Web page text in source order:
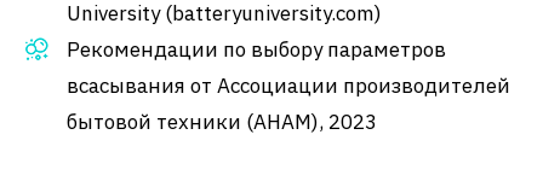
University (batteryuniversity.com)
Рекомендации по выбору параметров
всасывания от Ассоциации производителей
бытовой техники (AHAM), 2023